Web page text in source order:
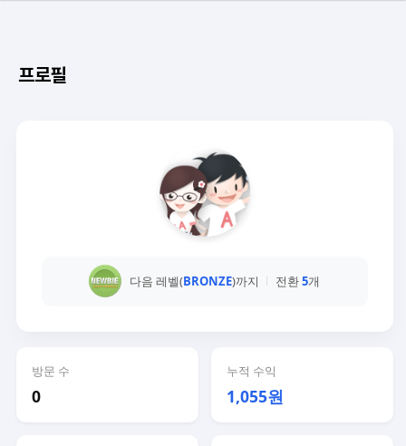
프로필
다음 레벨(BRONZE)까지 전환5개
방문 수
0
누적 수익
1,055원